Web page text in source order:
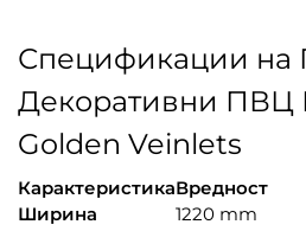
Спецификации на
Декоративни ПВЦ
Golden Veinlets
КарактеристикаВредност
Ширина
1220 mm